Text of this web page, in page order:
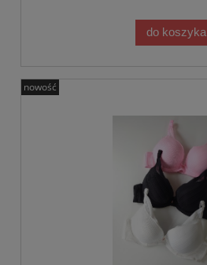
do koszyka
nowość